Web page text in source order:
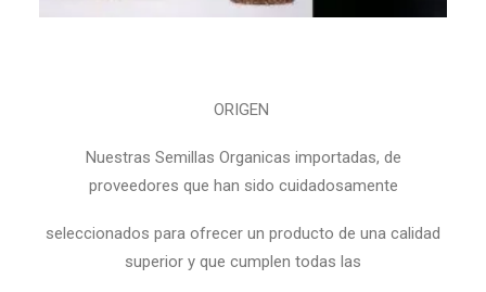
ORIGEN
Nuestras Semillas Organicas importadas, de
proveedores que han sido cuidadosamente
seleccionados para ofrecer un producto de una calidad
superior y que cumplen todas las